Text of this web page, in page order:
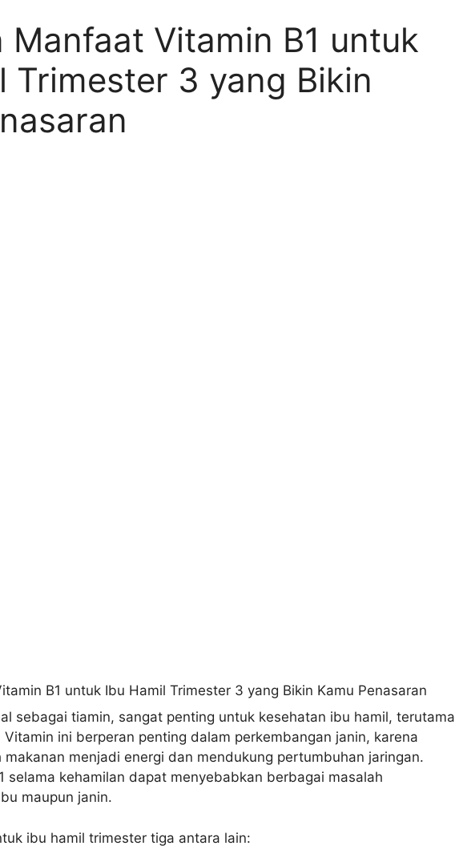
Manfaat Vitamin B1 untuk
Trimester 3 yang Bikin
sebagai tiamin, sangat penting untuk kesehatan ibu hamil, terutama
ini berperan penting dalam perkembangan janin, karena
menjadi energi dan mendukung pertumbuhan jaringan.
selama kehamilan dapat menyebabkan berbagai masalah
maupun janin.
ibu hamil trimester tiga antara lain: